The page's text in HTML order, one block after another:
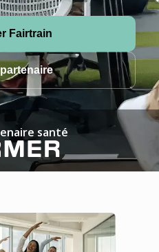
Fairtrain
santé